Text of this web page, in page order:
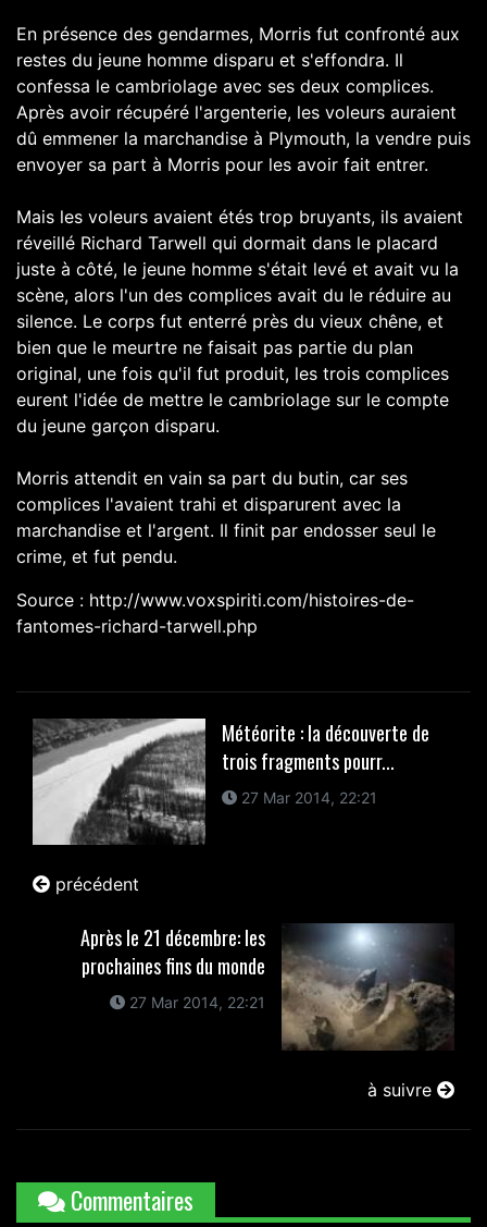
En présence des gendarmes, Morris fut confronté aux
restes du jeune homme disparu et s'effondra. Il
confessa le cambriolage avec ses deux complices.
Après avoir récupéré l'argenterie, les voleurs auraient
dû emmener la marchandise à Plymouth, la vendre puis
envoyer sa part à Morris pour les avoir fait entrer.
Mais les voleurs avaient étés trop bruyants, ils avaient
réveillé Richard Tarwell qui dormait dans le placard
juste à côté, le jeune homme s'était levé et avait vu la
scène, alors l'un des complices avait du le réduire au
silence. Le corps fut enterré près du vieux chêne, et
bien que le meurtre ne faisait pas partie du plan
original, une fois qu'il fut produit, les trois complices
eurent l'idée de mettre le cambriolage sur le compte
du jeune garçon disparu.
Morris attendit en vain sa part du butin, car ses
complices l'avaient trahi et disparurent avec la
marchandise et l'argent. Il finit par endosser seul le
crime, et fut pendu.
Source : http://www.voxspiriti.com/histoires-de-
fantomes-richard-tarwell.php
Météorite : la découverte de
trois fragments pourr...
27 Mar 2014, 22:21
précédent
Après le 21 décembre: les
prochaines fins du monde
27 Mar 2014, 22:21
à suivre
Commentaires